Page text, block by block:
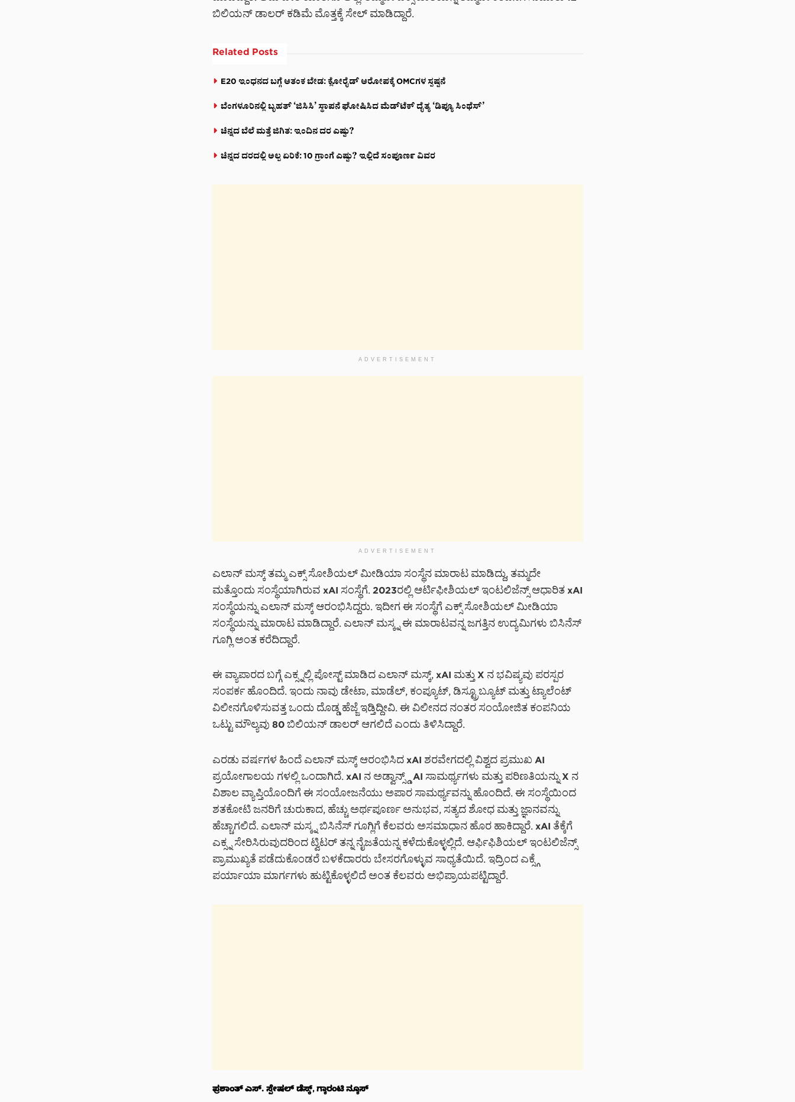
ಬಿಲಿಯನ್ ಡಾಲರ್ ಕಡಿಮೆ ಮೊತ್ತಕ್ಕೆ ಸೇಲ್ ಮಾಡಿದ್ದಾರೆ.
Related Posts
E20 ಇಂಧನದ ಬಗ್ಗೆ ಆತಂಕ ಬೇಡ: ಕ್ಲೋರೈಡ್ ಆರೋಪಕ್ಕೆ OMCಗಳ ಸ್ಪಷ್ಟನೆ
ಬೆಂಗಳೂರಿನಲ್ಲಿ ಬೃಹತ್ ‘ಜಿಸಿಸಿ’ ಸ್ಥಾಪನೆ ಘೋಷಿಸಿದ ಮೆಡ್‌ಟೆಕ್‌ ದೈತ್ಯ ‘ಡಿಪ್ಯೂ ಸಿಂಥೆಸ್’
ಚಿನ್ನದ ಬೆಲೆ ಮತ್ತೆ ಜಿಗಿತ: ಇಂದಿನ ದರ ಎಷ್ಟು?
ಚಿನ್ನದ ದರದಲ್ಲಿ ಅಲ್ಪ ಏರಿಕೆ: 10 ಗ್ರಾಂಗೆ ಎಷ್ಟು? ಇಲ್ಲಿದೆ ಸಂಪೂರ್ಣ ವಿವರ
ADVERTISEMENT
ADVERTISEMENT
ಎಲಾನ್ ಮಸ್ಕ್ ತಮ್ಮ ಎಕ್ಸ್ ಸೋಶಿಯಲ್ ಮೀಡಿಯಾ ಸಂಸ್ಥೆನ ಮಾರಾಟ ಮಾಡಿದ್ದು, ತಮ್ಮದೇ
ಮತ್ತೊಂದು ಸಂಸ್ಥೆಯಾಗಿರುವ xAI ಸಂಸ್ಥೆಗೆ. 2023ರಲ್ಲಿ ಆರ್ಟಿಫೀಶಿಯಲ್ ಇಂಟಲಿಜೆನ್ಸ್ ಆಧಾರಿತ xAI
ಸಂಸ್ಥೆಯನ್ನು ಎಲಾನ್ ಮಸ್ಕ್ ಆರಂಭಿಸಿದ್ದರು. ಇದೀಗ ಈ ಸಂಸ್ಥೆಗೆ ಎಕ್ಸ್ ಸೋಶಿಯಲ್ ಮೀಡಿಯಾ
ಸಂಸ್ಥೆಯನ್ನು ಮಾರಾಟ ಮಾಡಿದ್ದಾರೆ. ಎಲಾನ್ ಮಸ್ಕ್ನ ಈ ಮಾರಾಟವನ್ನ ಜಗತ್ತಿನ ಉದ್ಯಮಿಗಳು ಬಿಸಿನೆಸ್
ಗೂಗ್ಲಿ ಅಂತ ಕರೆದಿದ್ದಾರೆ.
ಈ ವ್ಯಾಪಾರದ ಬಗ್ಗೆ ಎಕ್ಸ್ನಲ್ಲಿ ಪೋಸ್ಟ್ ಮಾಡಿದ ಎಲಾನ್ ಮಸ್ಕ್, xAI ಮತ್ತು X ನ ಭವಿಷ್ಯವು ಪರಸ್ಪರ
ಸಂಪರ್ಕ ಹೊಂದಿದೆ. ಇಂದು ನಾವು ಡೇಟಾ, ಮಾಡೆಲ್, ಕಂಪ್ಯೂಟ್, ಡಿಸ್ಟ್ರೂಬ್ಯೂಟ್ ಮತ್ತು ಟ್ಯಾಲೆಂಟ್
ವಿಲೀನಗೊಳಿಸುವತ್ತ ಒಂದು ದೊಡ್ಡ ಹೆಜ್ಜೆ ಇಡ್ತಿದ್ದೀವಿ. ಈ ವಿಲೀನದ ನಂತರ ಸಂಯೋಜಿತ ಕಂಪನಿಯ
ಒಟ್ಟು ಮೌಲ್ಯವು 80 ಬಿಲಿಯನ್ ಡಾಲರ್ ಆಗಲಿದೆ ಎಂದು ತಿಳಿಸಿದ್ದಾರೆ.
ಎರಡು ವರ್ಷಗಳ ಹಿಂದೆ ಎಲಾನ್ ಮಸ್ಕ್ ಆರಂಭಿಸಿದ xAI ಶರವೇಗದಲ್ಲಿ ವಿಶ್ವದ ಪ್ರಮುಖ AI
ಪ್ರಯೋಗಾಲಯ ಗಳಲ್ಲಿ ಒಂದಾಗಿದೆ. xAI ನ ಅಡ್ವಾನ್ಸ್ಡ್ AI ಸಾಮರ್ಥ್ಯಗಳು ಮತ್ತು ಪರಿಣತಿಯನ್ನು X ನ
ವಿಶಾಲ ವ್ಯಾಪ್ತಿಯೊಂದಿಗೆ ಈ ಸಂಯೋಜನೆಯು ಅಪಾರ ಸಾಮರ್ಥ್ಯವನ್ನು ಹೊಂದಿದೆ. ಈ ಸಂಸ್ಥೆಯಿಂದ
ಶತಕೋಟಿ ಜನರಿಗೆ ಚುರುಕಾದ, ಹೆಚ್ಚು ಅರ್ಥಪೂರ್ಣ ಅನುಭವ, ಸತ್ಯದ ಶೋಧ ಮತ್ತು ಜ್ಞಾನವನ್ನು
ಹೆಚ್ಚಾಗಲಿದೆ. ಎಲಾನ್ ಮಸ್ಕ್ನ ಬಿಸಿನೆಸ್ ಗೂಗ್ಲಿಗೆ ಕೆಲವರು ಅಸಮಾಧಾನ ಹೊರ ಹಾಕಿದ್ದಾರೆ. xAI ತೆಕ್ಕೆಗೆ
ಎಕ್ಸ್ನ ಸೇರಿಸಿರುವುದರಿಂದ ಟ್ವಿಟರ್ ತನ್ನ ನೈಜತೆಯನ್ನ ಕಳೆದುಕೊಳ್ಳಲ್ಲಿದೆ. ಆರ್ಫಿಫಿಶಿಯಲ್ ಇಂಟಲಿಜೆನ್ಸ್
ಪ್ರಾಮುಖ್ಯತೆ ಪಡೆದುಕೊಂಡರೆ ಬಳಕೆದಾರರು ಬೇಸರಗೊಳ್ಳುವ ಸಾಧ್ಯತೆಯಿದೆ. ಇದ್ರಿಂದ ಎಕ್ಸ್ಗೆ
ಪರ್ಯಾಯಾ ಮಾರ್ಗಗಳು ಹುಟ್ಟಿಕೊಳ್ಳಲಿದೆ ಅಂತ ಕೆಲವರು ಅಭಿಪ್ರಾಯಪಟ್ಟಿದ್ದಾರೆ.
ಪ್ರಶಾಂತ್‌ ಎಸ್. ಸ್ಪೇಷಲ್‌ ಡೆಸ್ಕ್‌‌, ಗ್ಯಾರಂಟಿ ನ್ಯೂಸ್